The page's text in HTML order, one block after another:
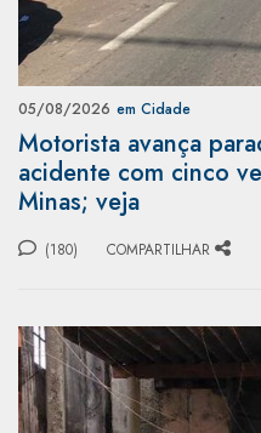
05/08/2026 em Cidade
Motorista avança
acidente com cinco
Minas; veja
(180) COMPARTILHAR